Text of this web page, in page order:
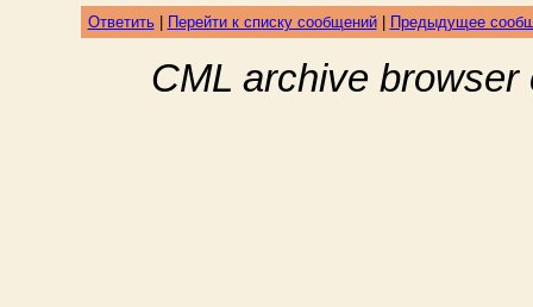
Ответить| Перейти к списку сообщений| Предыдущее
CML archive